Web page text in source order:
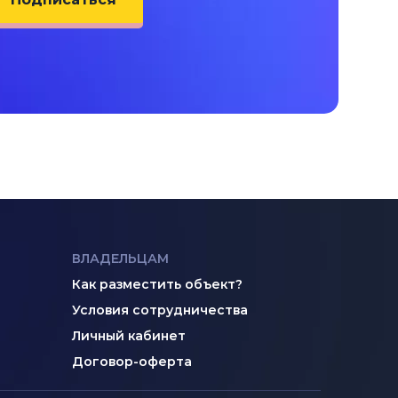
ВЛАДЕЛЬЦАМ
Как разместить объект?
Условия сотрудничества
Личный кабинет
Договор-оферта